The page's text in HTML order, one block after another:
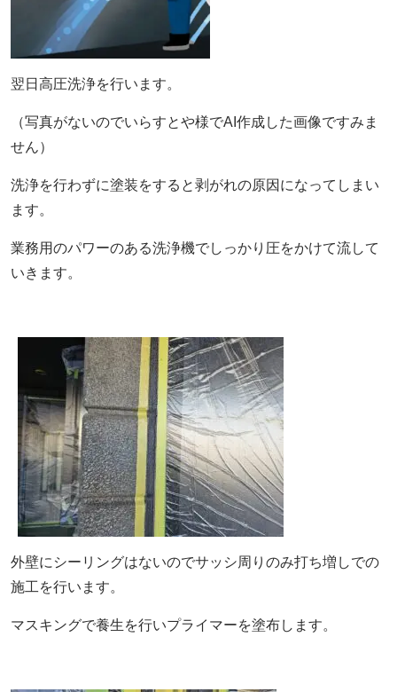
翌日高圧洗浄を行います。
（写真がないのでいらすとや様でAI作成した画像ですみま
せん）
洗浄を行わずに塗装をすると剥がれの原因になってしまい
ます。
業務用のパワーのある洗浄機でしっかり圧をかけて流して
いきます。
外壁にシーリングはないのでサッシ周りのみ打ち増しでの
施工を行います。
マスキングで養生を行いプライマーを塗布します。